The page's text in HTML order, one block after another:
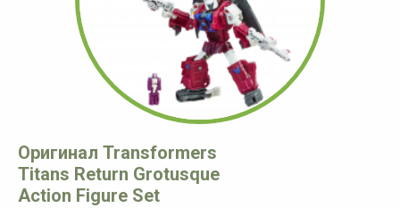
Оригинал Transformers
Titans Return Grotusque
Action Figure Set